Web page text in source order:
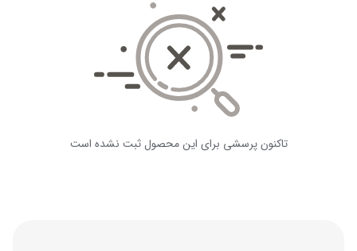
تاکنون پرسشی برای این محصول ثبت نشده است